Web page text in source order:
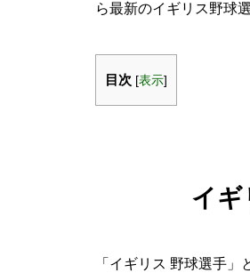
ら最新のイギリス野球
目次 [表示]
イギ
「イギリス 野球選手